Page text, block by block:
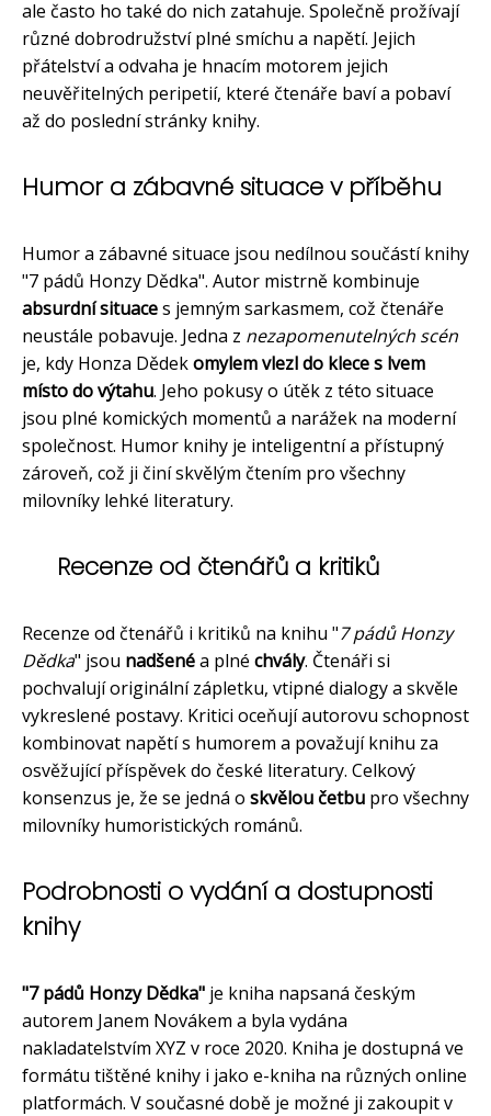
ale často ho také do nich zatahuje. Společně prožívají
různé dobrodružství plné smíchu a napětí. Jejich
přátelství a odvaha je hnacím motorem jejich
neuvěřitelných peripetií, které čtenáře baví a pobaví
až do poslední stránky knihy.
Humor a zábavné situace v příběhu
Humor a zábavné situace jsou nedílnou součástí knihy
"7 pádů Honzy Dědka". Autor mistrně kombinuje
absurdní situaces jemným sarkasmem, což čtenáře
neustále pobavuje. Jedna z nezapomenutelných scén
je, kdy Honza Dědekomylem vlezl do klece s lvem
místo do výtahu. Jeho pokusy o útěk z této situace
jsou plné komických momentů a narážek na moderní
společnost. Humor knihy je inteligentní a přístupný
zároveň, což ji činí skvělým čtením pro všechny
milovníky lehké literatury.
Recenze od čtenářů a kritiků
Recenze od čtenářů i kritiků na knihu "7 pádů Honzy
Dědka" jsou nadšenéa plné chvály. Čtenáři si
pochvalují originální zápletku, vtipné dialogy a skvěle
vykreslené postavy. Kritici oceňují autorovu schopnost
kombinovat napětí s humorem a považují knihu za
osvěžující příspěvek do české literatury. Celkový
konsenzus je, že se jedná o skvělou četbu pro všechny
milovníky humoristických románů.
Podrobnosti o vydání a dostupnosti
knihy
"7 pádů Honzy Dědka" je kniha napsaná českým
autorem Janem Novákem a byla vydána
nakladatelstvím XYZ v roce 2020. Kniha je dostupná ve
formátu tištěné knihy i jako e-kniha na různých online
platformách. V současné době je možné ji zakoupit v